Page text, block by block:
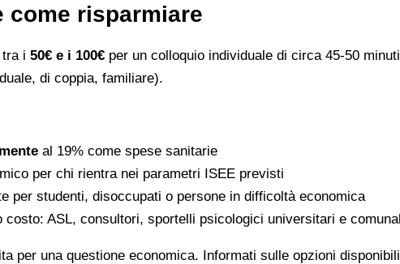
come risparmiare
i 50€ e i 100€ per un colloquio individuale di circa 45-50
di coppia, familiare).
al 19% come spese sanitarie
per chi rientra nei parametri ISEE previsti
per studenti, disoccupati o persone in difficoltà economica
costo: ASL, consultori, sportelli psicologici universitari e
per una questione economica. Informati sulle opzioni